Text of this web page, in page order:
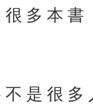
多本
不是很